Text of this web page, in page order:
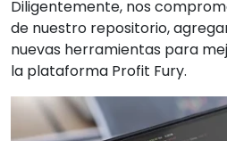
Diligentemente, nos
de nuestro repositorio,
nuevas herramientas para
la plataforma Profit Fury.